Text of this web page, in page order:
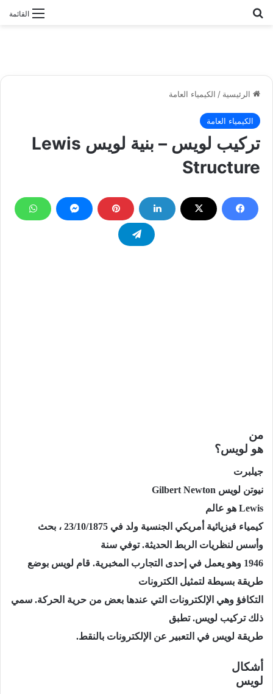
القائمة
الرئيسية / الكيمياء العامة
الكيمياء العامة
تركيب لويس – بنية لويس Lewis
Structure
من
هو لويس؟
جيلبرت
نيوتن لويس Gilbert Newton
Lewis هو عالم
كيمياء فيزيائية أمريكي الجنسية ولد في 23/10/1875 ، بحث
وأسس لنظريات الربط الحديثة. توفي سنة
1946 وهو يعمل في إحدى التجارب المخبرية. قام لويس بوضع
طريقة بسيطة لتمثيل الكترونات
التكافؤ وهي الإلكترونات التي عندها بعض من حرية الحركة. سمي
ذلك تركيب لويس. تطبق
طريقة لويس في التعبير عن الإلكترونات بالنقط.
أشكال
لويس